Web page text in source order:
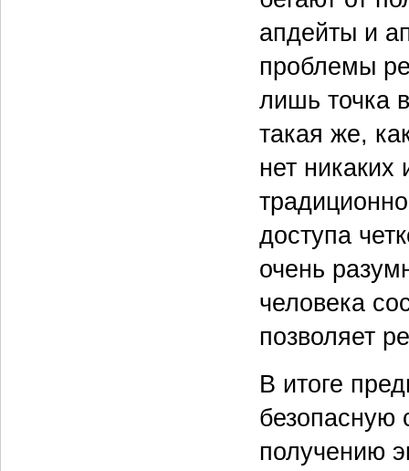
апдейты и
проблемы
лишь точка
такая же,
нет никаких
доступа
очень
человека
позволяет
В итоге
безопасную
получению